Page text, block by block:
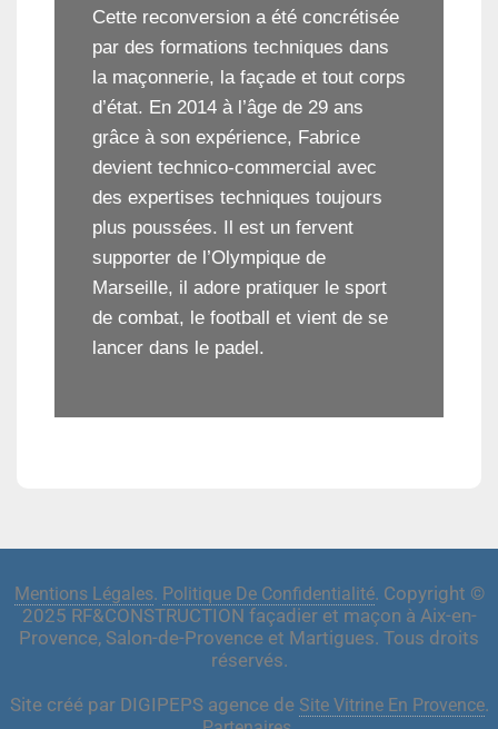
Cette reconversion a été concrétisée
par des formations techniques dans
la maçonnerie, la façade et tout corps
d’état. En 2014 à l’âge de 29 ans
grâce à son expérience, Fabrice
devient technico-commercial avec
des expertises techniques toujours
plus poussées. Il est un fervent
supporter de l’Olympique de
Marseille, il adore pratiquer le sport
de combat, le football et vient de se
lancer dans le padel.
Mentions Légales. Politique De Confidentialité. Copyright ©
2025 RF&CONSTRUCTION façadier et maçon à Aix-en-
Provence, Salon-de-Provence et Martigues. Tous droits
réservés.
Site créé par DIGIPEPS agence de Site Vitrine En Provence.